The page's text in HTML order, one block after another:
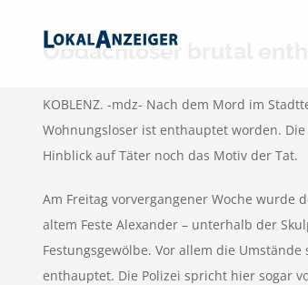
Obdachloser brutal
KOBLENZ. -mdz- Nach dem Mord im
Wohnungsloser ist enthauptet worden.
Hinblick auf Täter noch das Motiv der Tat.
Am Freitag vorvergangener Woche
altem Feste Alexander – unterhalb der
Festungsgewölbe. Vor allem die
enthauptet. Die Polizei spricht hier sogar